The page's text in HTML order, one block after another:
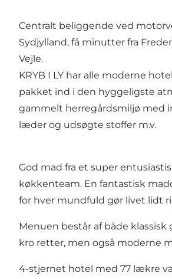
Centralt beliggende ved
Sydjylland, få minutter fra
Vejle.
KRYB I LY har alle moderne
pakket ind i den hyggeligste
gammelt herregårdsmiljø med
læder og udsøgte stoffer m.v.
God mad fra et super
køkkenteam. En fantastisk
for hver mundfuld gør livet lidt
Menuen består af både klassisk
kro retter, men også moderne
4-stjernet hotel med 77 lækre